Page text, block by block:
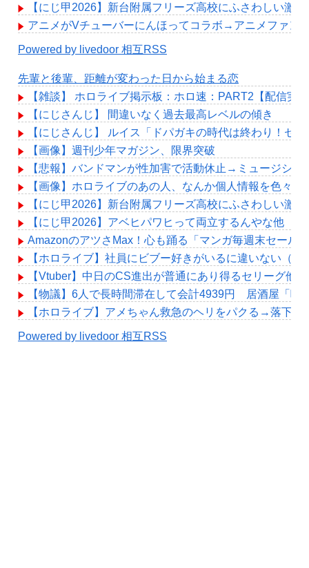
【にじ甲2026】新台附属フリーズ高校にふさわしい激
アニメがVチューバーにんほってコラボ→アニメファン
Powered by livedoor 相互RSS
先輩と後輩、距離が変わった日から始まる恋
【雑談】 ホロライブ掲示板：ホロ速：PART2【配信実
【にじさんじ】 間違いなく過去最高レベルの傾き
【にじさんじ】 ルイス「ドパガキの時代は終わり！セ
【画像】週刊少年マガジン、限界突破
【悲報】バンドマンが性加害で活動休止→ミュージシ
【画像】ホロライブのあの人、なんか個人情報を色々
【にじ甲2026】新台附属フリーズ高校にふさわしい激
【にじ甲2026】アベヒパワヒって両立するんやな他
AmazonのアツさMax！心も踊る「マンガ毎週末セール
【ホロライブ】社員にビブー好きがいるに違いない（確
【Vtuber】中日のCS進出が普通にあり得るセリーグ他
【物議】6人で長時間滞在して会計4939円 居酒屋「喋
【ホロライブ】アメちゃん救急のヘリをパクる→落下【
Powered by livedoor 相互RSS